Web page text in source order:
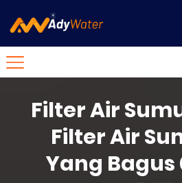
Filter Air
Filter Air
Yang Bagus